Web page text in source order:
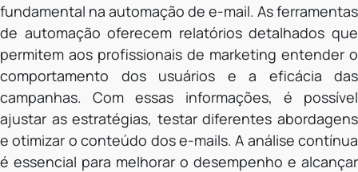
fundamental na automação de e-mail. As ferramentas
de automação oferecem relatórios detalhados que
permitem aos profissionais de marketing entender o
comportamento dos usuários e a eficácia das
campanhas. Com essas informações, é possível
ajustar as estratégias, testar diferentes abordagens
e otimizar o conteúdo dos e-mails. A análise contínua
é essencial para melhorar o desempenho e alcançar